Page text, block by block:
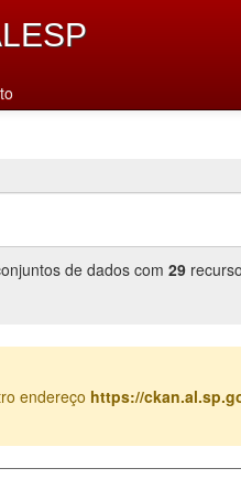
de dados com 29
endereço https://